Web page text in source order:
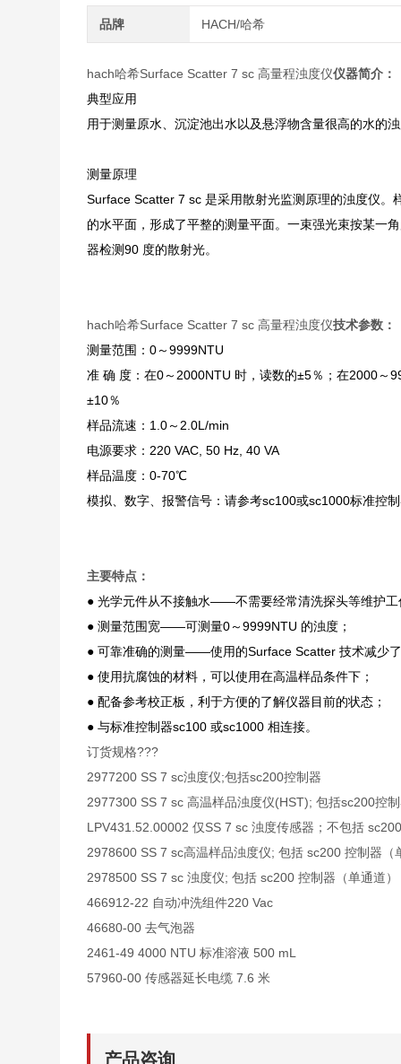
品牌 HACH/哈希
hach哈希Surface Scatter 7 sc 高量程浊度仪仪器简介：
典型应用
用于测量原水、沉淀池出水以及悬浮物含量很高的水的
测量原理
Surface Scatter 7 sc 是采用散射光监测原理的浊度仪
的水平面，形成了平整的测量平面。一束强光束按某一
器检测90 度的散射光。
hach哈希Surface Scatter 7 sc 高量程浊度仪技术参数：
测量范围：0～9999NTU
准 确 度：在0～2000NTU 时，读数的±5％；在2000～
±10％
样品流速：1.0～2.0L/min
电源要求：220 VAC, 50 Hz, 40 VA
样品温度：0-70℃
模拟、数字、报警信号：请参考sc100或sc1000标准控
主要特点：
● 光学元件从不接触水——不需要经常清洗探头等维护工
● 测量范围宽——可测量0～9999NTU 的浊度；
● 可靠准确的测量——使用的Surface Scatter 技术减少
● 使用抗腐蚀的材料，可以使用在高温样品条件下；
● 配备参考校正板，利于方便的了解仪器目前的状态；
● 与标准控制器sc100 或sc1000 相连接。
订货规格???
2977200 SS 7 sc浊度仪;包括sc200控制器
2977300 SS 7 sc 高温样品浊度仪(HST); 包括sc200控
LPV431.52.00002 仅SS 7 sc 浊度传感器；不包括
2978600 SS 7 sc高温样品浊度仪; 包括 sc200 控制器（
2978500 SS 7 sc 浊度仪; 包括 sc200 控制器（单通道）
466912-22 自动冲洗组件220 Vac
46680-00 去气泡器
2461-49 4000 NTU 标准溶液 500 mL
57960-00 传感器延长电缆 7.6 米
产品咨询